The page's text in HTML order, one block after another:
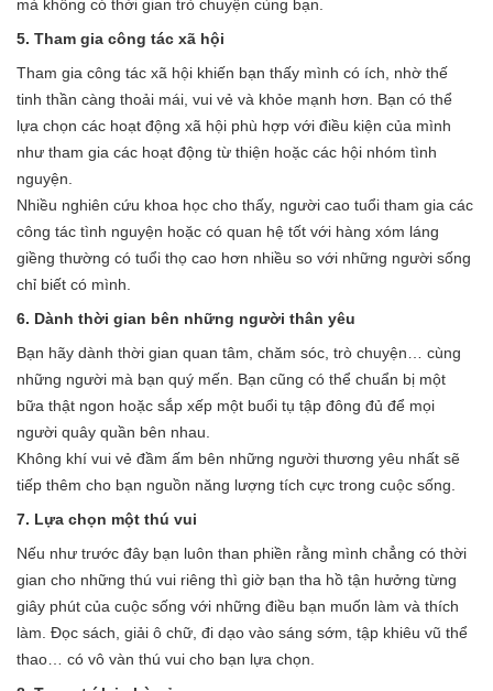
mà không có thời gian trò chuyện cùng bạn.
5. Tham gia công tác xã hội
Tham gia công tác xã hội khiến bạn thấy mình có ích, nhờ thế
tinh thần càng thoải mái, vui vẻ và khỏe mạnh hơn. Bạn có thể
lựa chọn các hoạt động xã hội phù hợp với điều kiện của mình
như tham gia các hoạt động từ thiện hoặc các hội nhóm tình
nguyện.
Nhiều nghiên cứu khoa học cho thấy, người cao tuổi tham gia các
công tác tình nguyện hoặc có quan hệ tốt với hàng xóm láng
giềng thường có tuổi thọ cao hơn nhiều so với những người sống
chỉ biết có mình.
6. Dành thời gian bên những người thân yêu
Bạn hãy dành thời gian quan tâm, chăm sóc, trò chuyện… cùng
những người mà bạn quý mến. Bạn cũng có thể chuẩn bị một
bữa thật ngon hoặc sắp xếp một buổi tụ tập đông đủ để mọi
người quây quần bên nhau.
Không khí vui vẻ đầm ấm bên những người thương yêu nhất sẽ
tiếp thêm cho bạn nguồn năng lượng tích cực trong cuộc sống.
7. Lựa chọn một thú vui
Nếu như trước đây bạn luôn than phiền rằng mình chẳng có thời
gian cho những thú vui riêng thì giờ bạn tha hồ tận hưởng từng
giây phút của cuộc sống với những điều bạn muốn làm và thích
làm. Đọc sách, giải ô chữ, đi dạo vào sáng sớm, tập khiêu vũ thể
thao… có vô vàn thú vui cho bạn lựa chọn.